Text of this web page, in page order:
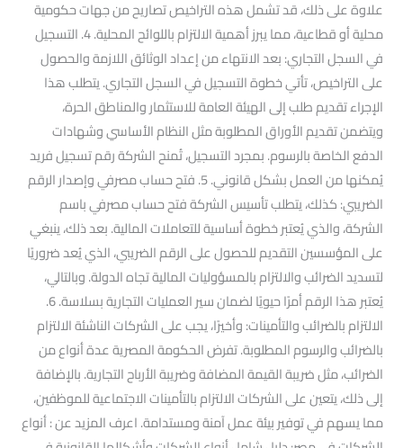
علاوة على ذلك، قد تشمل هذه التراخيص تصاريح من جهات حكومية
محلية أو قطاعية، مما يبرز أهمية الالتزام باللوائح المحلية. 4. التسجيل
في السجل التجاري: بعد الانتهاء من إعداد الوثائق اللازمة والحصول
على التراخيص، تأتي خطوة التسجيل في السجل التجاري. يتطلب هذا
الإجراء تقديم طلب إلى الهيئة العامة للاستثمار والمناطق الحرة،
ويتضمن تقديم الأوراق المطلوبة مثل النظام الأساسي وشهادات
الدفع الخاصة بالرسوم. بمجرد التسجيل، تُمنح الشركة رقم تسجيل فريد
يُمكنها من العمل بشكل قانوني. 5. فتح حساب مصرفي وإصدار الرقم
الضريبي: كذلك، يتطلب تأسيس الشركة فتح حساب مصرفي باسم
الشركة، والذي يُعتبر خطوة أساسية للتعاملات المالية. بعد ذلك، ينبغي
على المؤسسين التقديم للحصول على الرقم الضريبي، الذي يُعد ضروريًا
لتسديد الضرائب والالتزام بالمسؤوليات المالية تجاه الدولة. وبالتالي،
يُعتبر هذا الرقم أمرًا حيويًا لضمان سير العمليات التجارية بسلاسة. 6.
الالتزام بالضرائب والتأمينات: وأخيرًا، يجب على الشركات الناشئة الالتزام
بالضرائب والرسوم المطلوبة. تفرض الحكومة المصرية عدة أنواع من
الضرائب، مثل ضريبة القيمة المضافة وضريبة الأرباح التجارية. بالإضافة
إلى ذلك، يتعين على الشركات الالتزام بالتأمينات الاجتماعية للموظفين،
مما يسهم في توفير بيئة عمل آمنة ومستدامة. اعرف المزيد عن : أنواع